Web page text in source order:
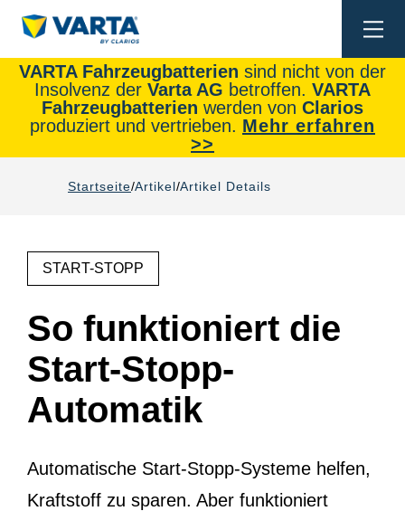
VARTA Fahrzeugbatterien sind nicht von der
Insolvenz der Varta AG betroffen. VARTA
Fahrzeugbatterien werden von Clarios
produziert und vertrieben. Mehr erfahren
>>
Startseite Artikel Artikel Details
START-STOPP
So funktioniert die
Start-Stopp-
Automatik
Automatische Start-Stopp-Systeme helfen,
Kraftstoff zu sparen. Aber funktioniert